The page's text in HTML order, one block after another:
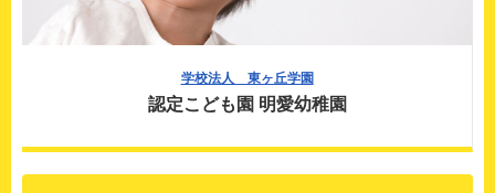
学校法人 東ヶ丘学園
認定こども園 明愛幼稚園